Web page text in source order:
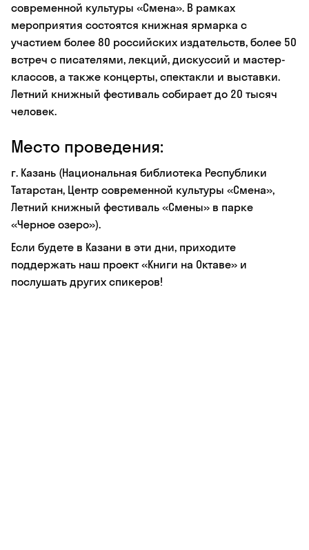
современной культуры «Смена». В рамках
мероприятия состоятся книжная ярмарка с
участием более 80 российских издательств, более 50
встреч с писателями, лекций, дискуссий и мастер-
классов, а также концерты, спектакли и выставки.
Летний книжный фестиваль собирает до 20 тысяч
человек.
Место проведения:
г. Казань (Национальная библиотека Республики
Татарстан, Центр современной культуры «Смена»,
Летний книжный фестиваль «Смены» в парке
«Черное озеро»).
Если будете в Казани в эти дни, приходите
поддержать наш проект «Книги на Октаве» и
послушать других спикеров!